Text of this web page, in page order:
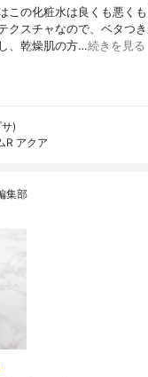
この化粧水は良くも悪く
クスチャなので、ベタつ
、乾燥肌の方…続きを見る
)
R アクア
集部